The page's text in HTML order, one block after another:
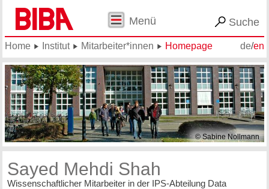
Menü Suche
de/en
Home Institut Mitarbeiter*innen Homepage
© Sabine Nollmann
Sayed Mehdi Shah
Wissenschaftlicher Mitarbeiter in der IPS-Abteilung Data